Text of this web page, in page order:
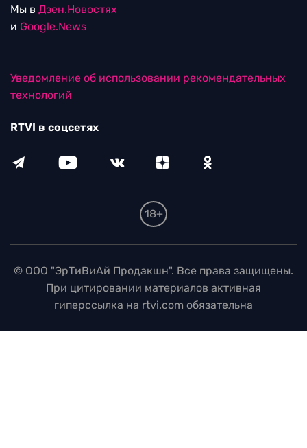
Мы в Дзен.Новостях
и Google.News
Уведомление об использовании рекомендательных
технологий
RTVI в соцсетях
18+
© ООО "ЭрТиВиАй Продакшн". Все права защищены.
При цитировании материалов активная
гиперссылка на rtvi.com обязательна